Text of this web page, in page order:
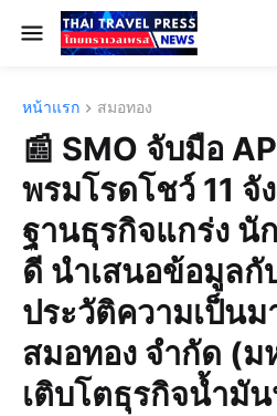
หน้าแรก สมอทอง
📰 SMO จับมือ
พรมโรดโชว์ 11
ฐานธุรกิจแกร่ง นั
ดี นำเสนอข้อมูล
ประวัติความเป็น
สมอทอง จำกัด (ม
เติบโตธุรกิจน้ำมั